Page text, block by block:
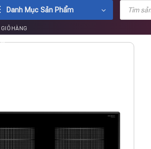
Danh Mục Sản Phẩm
Tìm
kiếm
phẩm
GIỎ HÀNG
0₫